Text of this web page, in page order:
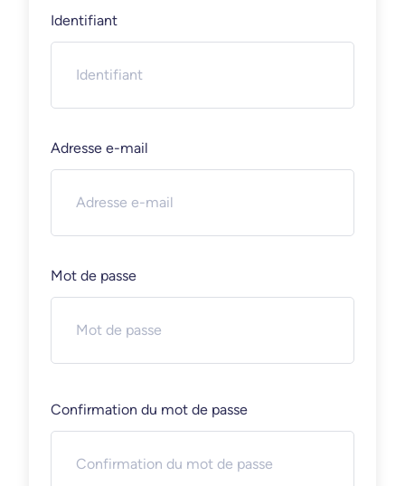
Identifiant
Adresse e-mail
Mot de passe
Confirmation du mot de passe